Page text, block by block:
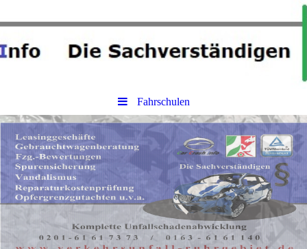
Fahrschulen